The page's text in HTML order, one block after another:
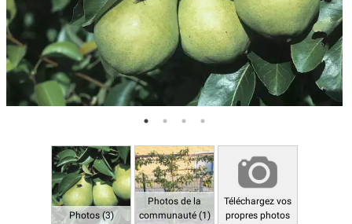
Photos (3)
Photos de la
communauté (1)
Téléchargez vos
propres photos